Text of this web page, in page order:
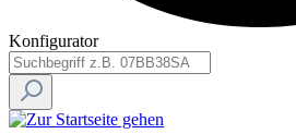
Konfigurator